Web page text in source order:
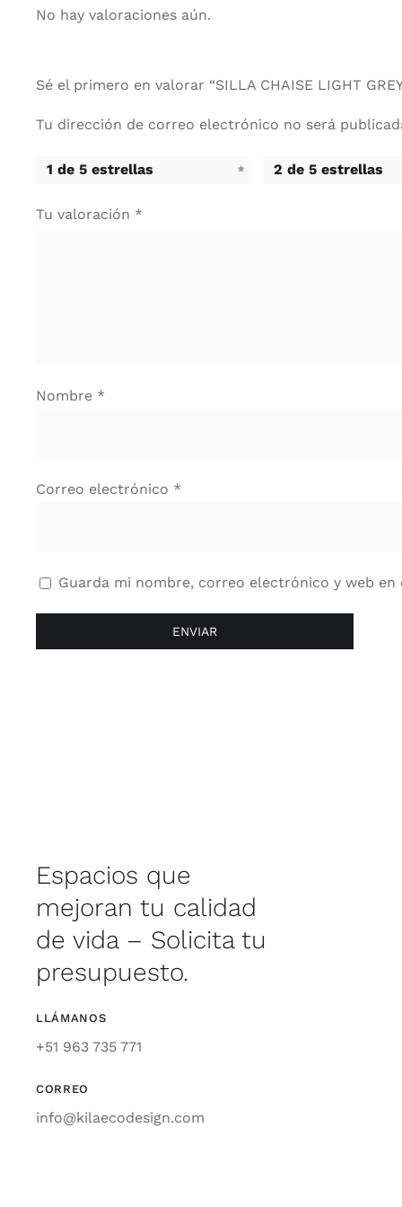
No hay valoraciones aún.
Sé el primero en valorar “SILLA CHAISE LIGHT
Tu dirección de correo electrónico no será
1 de 5 estrellas 2 de 5 estrellas
Tu valoración *
Nombre *
Correo electrónico *
Guarda mi nombre, correo electrónico y web
Espacios que
mejoran tu calidad
de vida – Solicita tu
presupuesto.
LLÁMANOS
+51 963 735 771
CORREO
info@kilaecodesign.com